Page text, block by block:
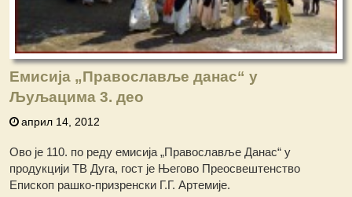
Емисија „Православље данас“ у
Љуљацима 3. део
април 14, 2012
Ово је 110. по реду емисија „Православље Данас“ у
продукцији ТВ Дуга, гост је Његово Преосвештенство
Епископ рашко-призренски Г.Г. Артемије.